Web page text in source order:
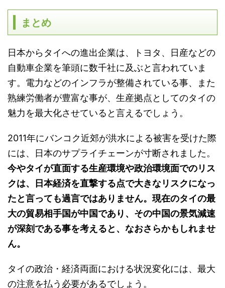
まとめ
日本からタイへの進出企業は、トヨタ、日産などの
自動車企業を筆頭に数千社に及ぶと言われていま
す。電力などのインフラが整備されている事、また
熟練労働者が豊富な事が、生産拠点としてのタイの
魅力を最大化させていると言えるでしょう。
2011年にバンコク近郊が洪水による被害を受けた際
には、日本のサプライチェーンが寸断されました。
今やタイが直面する生産環境や政治環境面でのリス
クは、日本経済を直撃する点で大きなリスクになっ
たと言っても過言ではありません。現在のタイの最
大の貿易相手国が中国であり、その中国の景気減速
が深刻である事を考えると、なおさらかもしれませ
ん。
タイの政治・経済両面における状況変化には、最大
の注意を払う必要があるでしょう。